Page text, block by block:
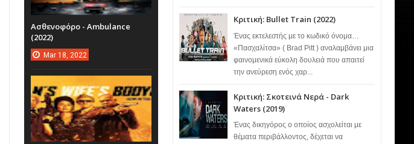
Κριτική: Bullet Train (2022)
Ένας εκτελεστής με το κωδικό όνομα…
«Πασχαλίτσα» ( Brad Pitt ) αναλαμβάνει μια
φαινομενικά εύκολη δουλειά που απαιτεί
την ανεύρεση ενός χαρ...
Κριτική: Σκοτεινά Νερά - Dark
Waters (2019)
Ένας δικηγόρος ο οποίος ασχολείται με
θέματα περιβάλλοντος, δέχεται να
Ασθενοφόρο - Ambulance
(2022)
Mar 18, 2022